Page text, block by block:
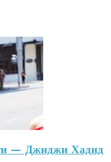
— Джиджи Хадид